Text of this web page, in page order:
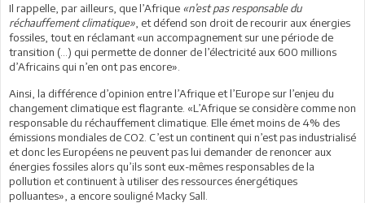
Il rappelle, par ailleurs, que l’Afrique «n’est pas responsable du
réchauffement climatique» , et défend son droit de recourir aux énergies
fossiles, tout en réclamant «un accompagnement sur une période de
transition (...) qui permette de donner de l’électricité aux 600 millions
d’Africains qui n’en ont pas encore».
Ainsi, la différence d’opinion entre l’Afrique et l’Europe sur l’enjeu du
changement climatique est flagrante. «L’Afrique se considère comme non
responsable du réchauffement climatique. Elle émet moins de 4% des
émissions mondiales de CO2. C’est un continent qui n’est pas industrialisé
et donc les Européens ne peuvent pas lui demander de renoncer aux
énergies fossiles alors qu’ils sont eux-mêmes responsables de la
pollution et continuent à utiliser des ressources énergétiques
polluantes», a encore souligné Macky Sall.